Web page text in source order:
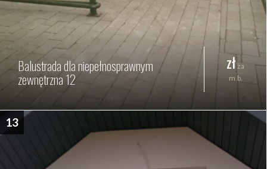
Balustrada dla niepełnosprawnym
zewnętrzna 12
zł za
m.b.
13